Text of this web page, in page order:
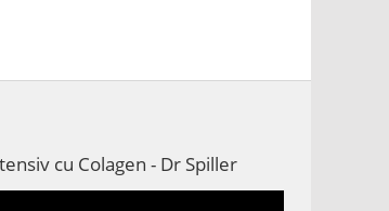
cu Colagen - Dr Spiller